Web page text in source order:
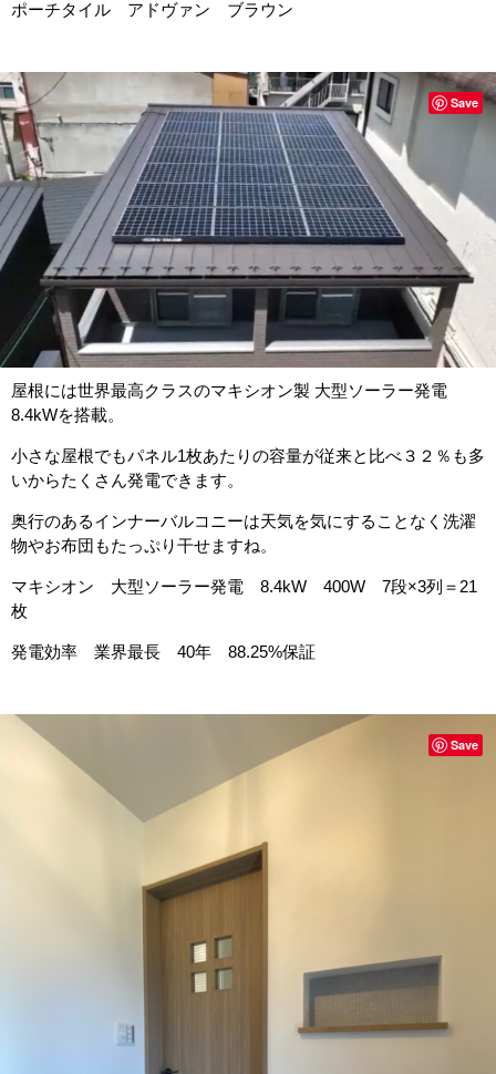
ポーチタイル アドヴァン ブラウン
屋根には世界最高クラスのマキシオン製 大型ソーラー発電
8.4kWを搭載。
小さな屋根でもパネル1枚あたりの容量が従来と比べ３２％も多
いからたくさん発電できます。
奥行のあるインナーバルコニーは天気を気にすることなく洗濯
物やお布団もたっぷり干せますね。
マキシオン 大型ソーラー発電 8.4kW 400W 7段×3列＝21
枚
発電効率 業界最長 40年 88.25%保証
Save
Save